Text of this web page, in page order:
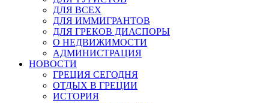
ДЛЯ ВСЕХ
ДЛЯ ИММИГРАНТОВ
ДЛЯ ГРЕКОВ ДИАСПОРЫ
О НЕДВИЖИМОСТИ
АДМИНИСТРАЦИЯ
НОВОСТИ
ГРЕЦИЯ СЕГОДНЯ
ОТДЫХ В ГРЕЦИИ
ИСТОРИЯ